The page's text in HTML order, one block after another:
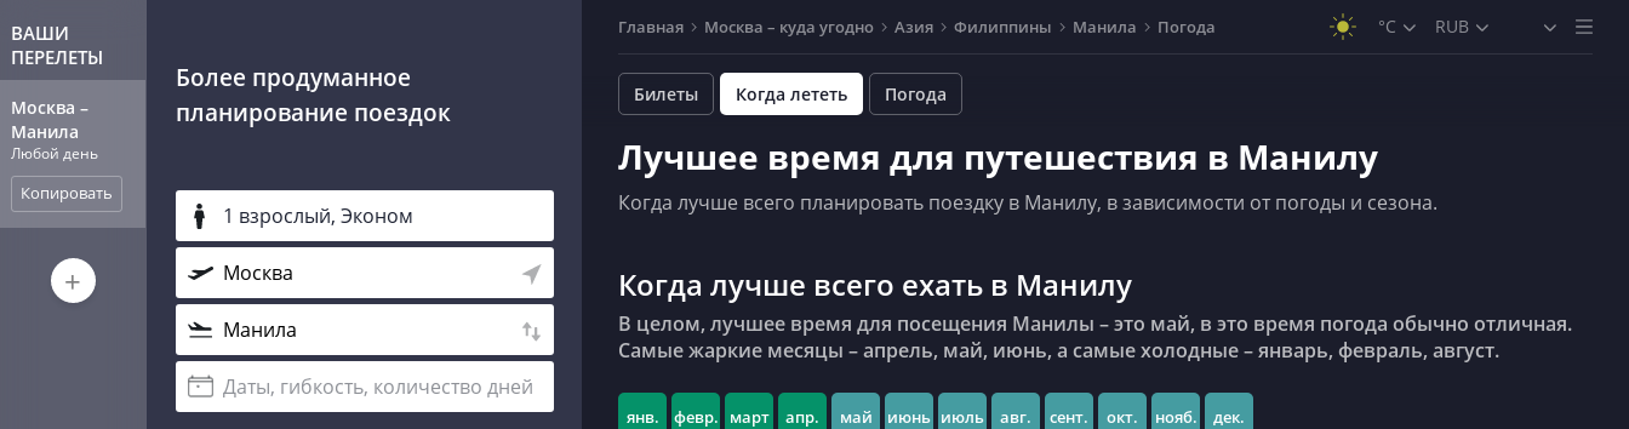
ВАШИ
ПЕРЕЛЕТЫ
Москва –
Манила
Любой день
Копировать
+
Более продуманное
планирование поездок
1 взрослый, Эконом
Даты, гибкость, количество дней
Главная Москва – куда угодно Азия Филиппины Манила Погода °C RUB
Билеты Когда лететь Погода
Лучшее время для путешествия в Манилу
Когда лучше всего планировать поездку в Манилу, в зависимости от погоды и сезона.
Когда лучше всего ехать в Манилу
В целом, лучшее время для посещения Манилы – это май, в это время погода обычно отличная.
Самые жаркие месяцы – апрель, май, июнь, а самые холодные – январь, февраль, август.
янв. февр. март апр. май июнь июль авг. сент. окт. нояб. дек.